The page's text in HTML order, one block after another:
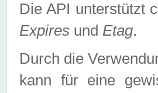
Die API unterstützt
Expires und Etag.
Durch die
kann für eine